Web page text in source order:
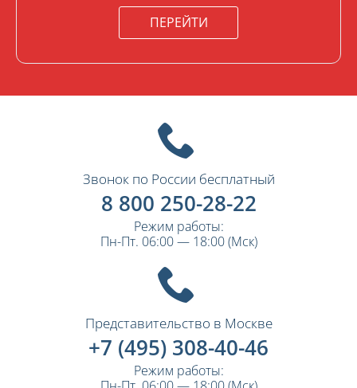
ПЕРЕЙТИ
Звонок по России бесплатный
8 800 250-28-22
Режим работы:
Пн-Пт. 06:00 — 18:00 (Мск)
Представительство в Москве
+7 (495) 308-40-46
Режим работы: